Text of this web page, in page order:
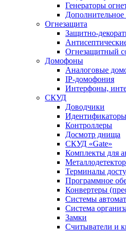
Генераторы
Дополнительное
Огнезащита
Защитно-
Огнезащитный
Домофоны
Аналоговые
IP-домофония
Интерфоны,
СКУД
Доводчики
Идентификаторы
Контроллеры
Досмотр днища
СКУД «Gate»
Комплекты для
Терминалы
Программное
Конвертеры
Системы
Система
Замки
Считыватели и